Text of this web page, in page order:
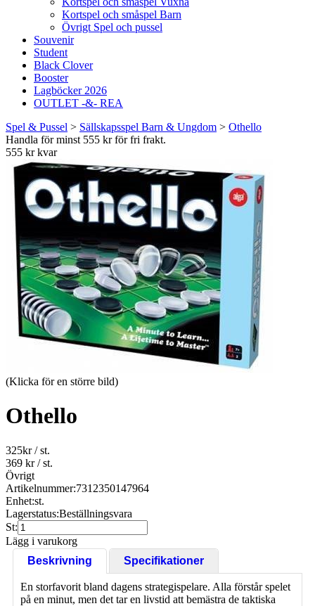
Kortspel och småspel Barn
Övrigt Spel och pussel
Souvenir
Student
Black Clover
Booster
Lagböcker 2026
OUTLET -&- REA
Spel & Pussel > Sällskapsspel Barn & Ungdom > Othello
Handla för minst 555 kr för fri frakt.
555 kr kvar
(Klicka för en större bild)
Othello
325kr/ st.
369 kr/ st.
Övrigt
Artikelnummer:7312350147964
Enhet:st.
Lagerstatus:Beställningsvara
St:
Lägg i varukorg
Beskrivning
Specifikationer
En storfavorit bland dagens strategispelare. Alla förstår spelet
på en minut, men det tar en livstid att bemästra de taktiska